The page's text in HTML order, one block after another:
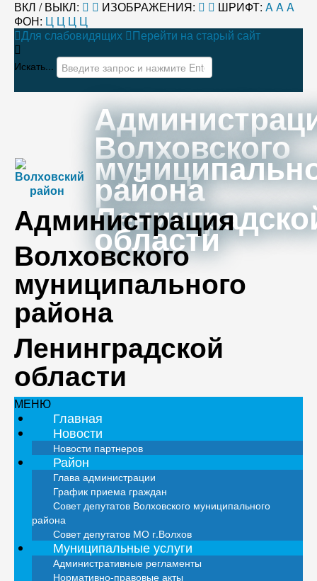
ВКЛ / ВЫКЛ: ИЗОБРАЖЕНИЯ: ШРИФТ: AAA
ФОН: Ц Ц Ц Ц
Для слабовидящих
Перейти на старый сайт
Искать...
Волховского
района
области
Администрация
Волховского
муниципального
района
Ленинградской
области
МЕНЮ
Главная
Новости
Новости партнеров
Район
Глава администрации
График приема граждан
Совет депутатов Волховского муниципального
района
Совет депутатов МО г.Волхов
Муниципальные услуги
Административные регламенты
Нормативно-правовые акты